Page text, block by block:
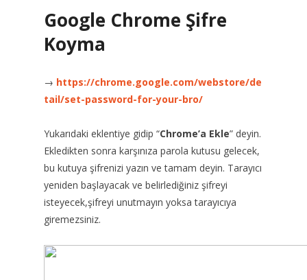
Google Chrome Şifre
Koyma
→ https://chrome.google.com/webstore/de
tail/set-password-for-your-bro/
Yukarıdaki eklentiye gidip “Chrome’a Ekle” deyin.
Ekledikten sonra karşınıza parola kutusu gelecek,
bu kutuya şifrenizi yazın ve tamam deyin. Tarayıcı
yeniden başlayacak ve belirlediğiniz şifreyi
isteyecek,şifreyi unutmayın yoksa tarayıcıya
giremezsiniz.